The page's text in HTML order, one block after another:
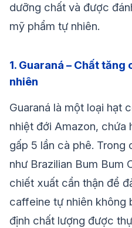
dưỡng chất và được
mỹ phẩm tự nhiên.
1. Guaraná – Chất
nhiên
Guaraná là một loại hạt
nhiệt đới Amazon, chứa
gấp 5 lần cà phê. Trong
như Brazilian Bum Bum
chiết xuất cẩn thận để
caffeine tự nhiên không
định chất lượng được